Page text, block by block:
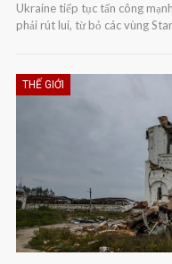
Ukraine tiếp tục tấn công
phải rút lui, từ bỏ các vùng
THẾ GIỚI